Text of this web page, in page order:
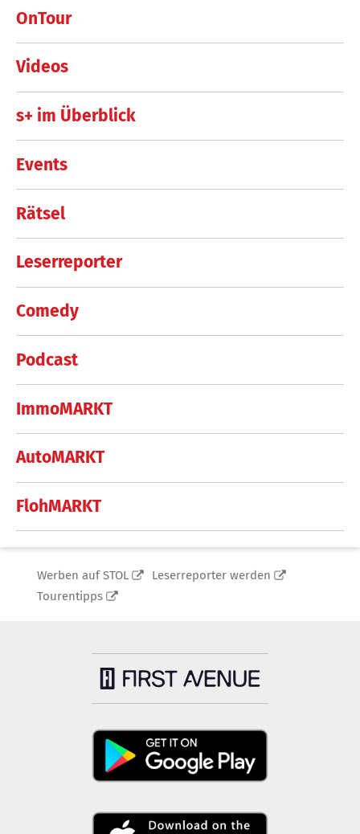
OnTour
Videos
s+ im Überblick
Events
Rätsel
Leserreporter
Comedy
Podcast
ImmoMARKT
AutoMARKT
FlohMARKT
Werben auf STOL
Leserreporter werden
Tourentipps